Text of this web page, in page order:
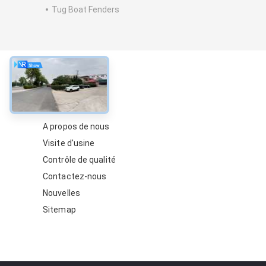
Tug Boat Fenders
À propos
A propos de nous
Visite d'usine
Contrôle de qualité
Contactez-nous
Nouvelles
Sitemap